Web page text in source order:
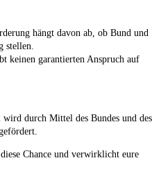
hängt davon ab, ob Bund und
stellen.
kei­nen garan­tier­ten Anspruch auf
wird durch Mit­tel des Bun­des und des
Chan­ce und ver­wirk­licht eure